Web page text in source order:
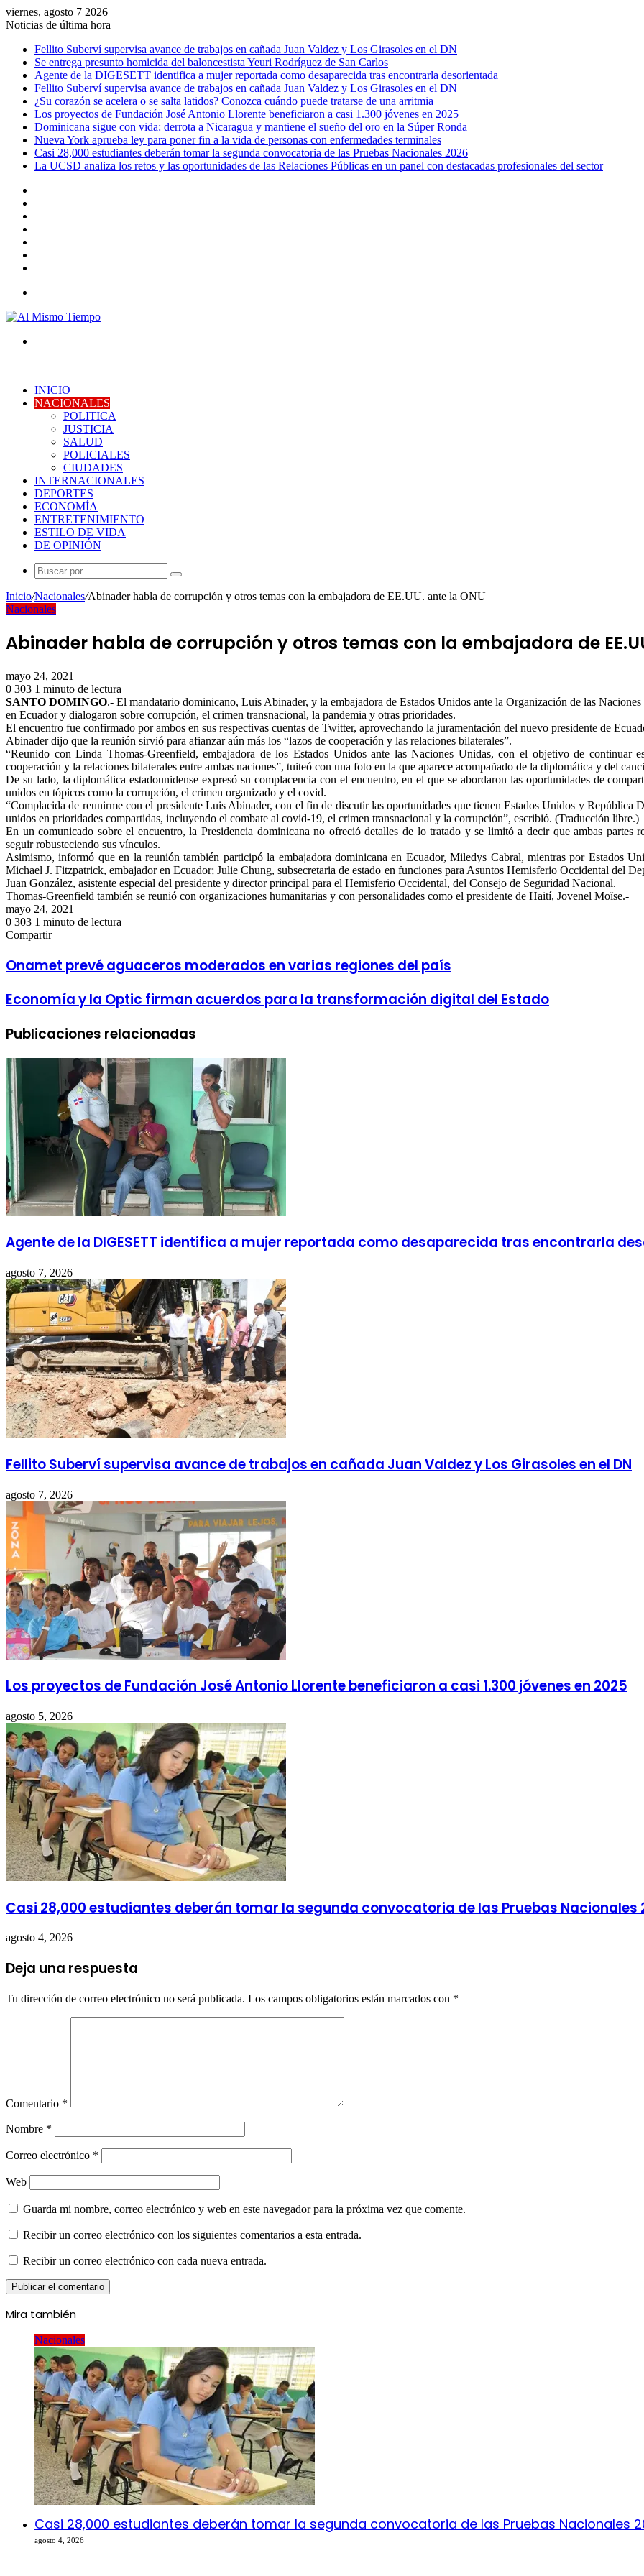
viernes, agosto 7 2026
Noticias de última hora
Fellito Suberví supervisa avance de trabajos en cañada Juan Valdez y Los Girasoles en el DN
Se entrega presunto homicida del baloncestista Yeuri Rodríguez de San Carlos
Agente de la DIGESETT identifica a mujer reportada como desaparecida tras encontrarla desorientada
Fellito Suberví supervisa avance de trabajos en cañada Juan Valdez y Los Girasoles en el DN
¿Su corazón se acelera o se salta latidos? Conozca cuándo puede tratarse de una arritmia
Los proyectos de Fundación José Antonio Llorente beneficiaron a casi 1.300 jóvenes en 2025
Dominicana sigue con vida: derrota a Nicaragua y mantiene el sueño del oro en la Súper Ronda
Nueva York aprueba ley para poner fin a la vida de personas con enfermedades terminales
Casi 28,000 estudiantes deberán tomar la segunda convocatoria de las Pruebas Nacionales 2026
La UCSD analiza los retos y las oportunidades de las Relaciones Públicas en un panel con destacadas profesionales del sector
INICIO
NACIONALES
POLITICA
JUSTICIA
SALUD
POLICIALES
CIUDADES
INTERNACIONALES
DEPORTES
ECONOMÍA
ENTRETENIMIENTO
ESTILO DE VIDA
DE OPINIÓN
Buscar
Inicio/Nacionales/Abinader habla de corrupción y otros temas con la embajadora de EE.UU. ante la ONU
Nacionales
Abinader habla de corrupción y otros temas con la embajadora de
mayo 24, 2021
0 303 1 minuto de lectura
Facebook
Twitter
LinkedIn
Tumblr
Pinterest
Reddit
Pocket
SANTO DOMINGO.- El mandatario dominicano, Luis Abinader, y la embajadora de Estados Unidos ante la Organización de las
en Ecuador y dialogaron sobre corrupción, el crimen transnacional, la pandemia y otras prioridades.
El encuentro fue confirmado por ambos en sus respectivas cuentas de Twitter, aprovechando la juramentación del nuevo presidente de
Abinader dijo que la reunión sirvió para afianzar aún más los “lazos de cooperación y las relaciones bilaterales”.
“Reunido con Linda Thomas-Greenfield, embajadora de los Estados Unidos ante las Naciones Unidas, con el objetivo de continuar
cooperación y la relaciones bilaterales entre ambas naciones”, tuiteó con una foto en la que aparece acompañado de la diplomática y del
De su lado, la diplomática estadounidense expresó su complacencia con el encuentro, en el que se abordaron las oportunidades de
unidos en tópicos como la corrupción, el crimen organizado y el covid.
“Complacida de reunirme con el presidente Luis Abinader, con el fin de discutir las oportunidades que tienen Estados Unidos y República
unidos en prioridades compartidas, incluyendo el combate al covid-19, el crimen transnacional y la corrupción”, escribió. (Traducción libre.)
En un comunicado sobre el encuentro, la Presidencia dominicana no ofreció detalles de lo tratado y se limitó a decir que ambas partes
seguir robusteciendo sus vínculos.
Asimismo, informó que en la reunión también participó la embajadora dominicana en Ecuador, Miledys Cabral, mientras por Estados
Michael J. Fitzpatrick, embajador en Ecuador; Julie Chung, subsecretaria de estado en funciones para Asuntos Hemisferio Occidental del
Juan González, asistente especial del presidente y director principal para el Hemisferio Occidental, del Consejo de Seguridad Nacional.
Thomas-Greenfield también se reunió con organizaciones humanitarias y con personalidades como el presidente de Haití, Jovenel Moïse.-
mayo 24, 2021
0 303 1 minuto de lectura
Facebook
Twitter
LinkedIn
Tumblr
Pinterest
Reddit
Pocket
Compartir
por
correo
Onamet prevé aguaceros moderados en varias regiones del país
Economía y la Optic firman acuerdos para la transformación digital del Estado
Publicaciones relacionadas
Agente de la DIGESETT identifica a mujer reportada como desaparecida tras encontrarla
agosto 7, 2026
Fellito Suberví supervisa avance de trabajos en cañada Juan Valdez y Los Girasoles en el DN
agosto 7, 2026
Los proyectos de Fundación José Antonio Llorente beneficiaron a casi 1.300 jóvenes en 2025
agosto 5, 2026
Casi 28,000 estudiantes deberán tomar la segunda convocatoria de las Pruebas Nacionales
agosto 4, 2026
Deja una respuesta
Tu dirección de correo electrónico no será publicada. Los campos obligatorios están marcados con *
Comentario *
Nombre *
Correo electrónico *
Web
Guarda mi nombre, correo electrónico y web en este navegador para la próxima vez que comente.
Recibir un correo electrónico con los siguientes comentarios a esta entrada.
Recibir un correo electrónico con cada nueva entrada.
Mira también
Nacionales
Casi 28,000 estudiantes deberán tomar la segunda convocatoria de las Pruebas Nacionales
agosto 4, 2026